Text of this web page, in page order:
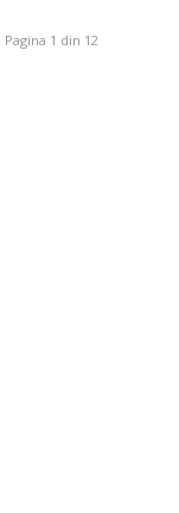
Pagina 1 din 12